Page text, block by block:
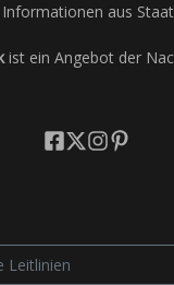
aus
ist ein Angebot der
Leitlinien